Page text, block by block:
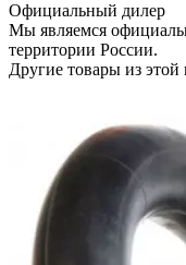
Официальный дилер
Мы являемся
территории России.
Другие товары из этой